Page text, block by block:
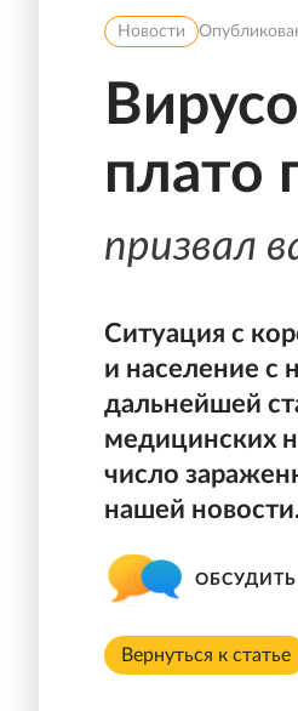
Новости
плато
призвал
Ситуация с
и население с
дальнейшей
медицинских
число
нашей
ОБСУДИТЬ
Вернуться к статье